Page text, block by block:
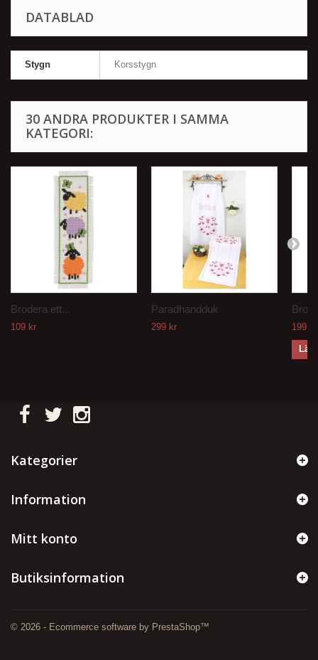
DATABLAD
Stygn Korsstygn
30 ANDRA PRODUKTER I SAMMA
KATEGORI:
Brodera ett...
109 kr
Paradhandduk
299 kr 199 kr
Kategorier
Information
© 2026 - Ecommerce software by PrestaShop™
Mitt konto
Butiksinformation